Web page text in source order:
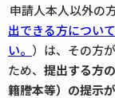
申請人本人以外の
出できる方につい
い。 ）は、その方
ため、 提出する方
籍謄本等）の提示